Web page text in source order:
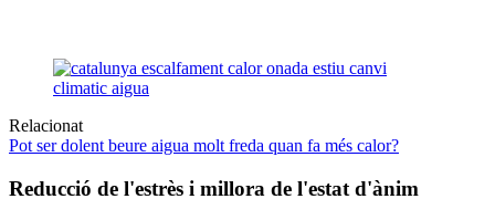
Relacionat
Pot ser dolent beure aigua molt freda quan fa més calor?
Reducció de l'estrès i millora de l'estat d'ànim